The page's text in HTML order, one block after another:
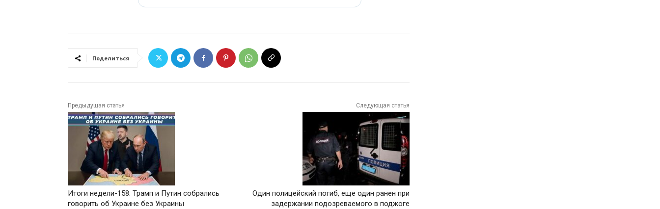
Поделиться
Предыдущая статья
Итоги недели-158. Трамп и Путин собрались
говорить об Украине без Украины
Следующая статья
Один полицейский погиб, еще один ранен при
задержании подозреваемого в поджоге